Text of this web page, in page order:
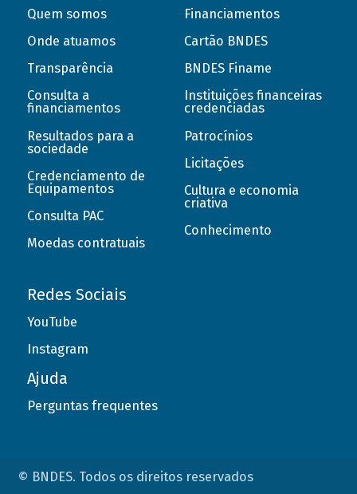
Quem somos
Onde atuamos
Transparência
Consulta a
financiamentos
Resultados para a
sociedade
Credenciamento de
Equipamentos
Consulta PAC
Moedas contratuais
Financiamentos
Cartão BNDES
BNDES Finame
Instituições financeiras
credenciadas
Patrocínios
Licitações
Cultura e economia
criativa
Conhecimento
Redes Sociais
YouTube
Instagram
Ajuda
Perguntas frequentes
© BNDES. Todos os direitos reservados